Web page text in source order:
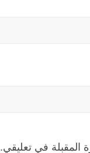
المقبلة في تعليقي.